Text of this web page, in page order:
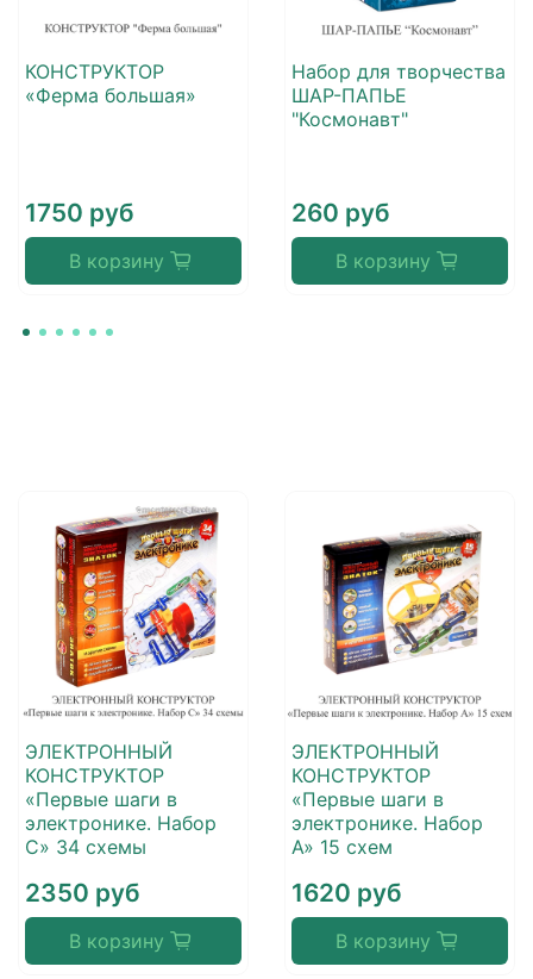
КОНСТРУКТОР
«Ферма большая»
1750 руб
В корзину
Набор для творчества
ШАР-ПАПЬЕ
"Космонавт"
260 руб
В корзину
ЭЛЕКТРОННЫЙ
КОНСТРУКТОР
«Первые шаги в
электронике. Набор
С» 34 схемы
2350 руб
В корзину
ЭЛЕКТРОННЫЙ
КОНСТРУКТОР
«Первые шаги в
электронике. Набор
А» 15 схем
1620 руб
В корзину